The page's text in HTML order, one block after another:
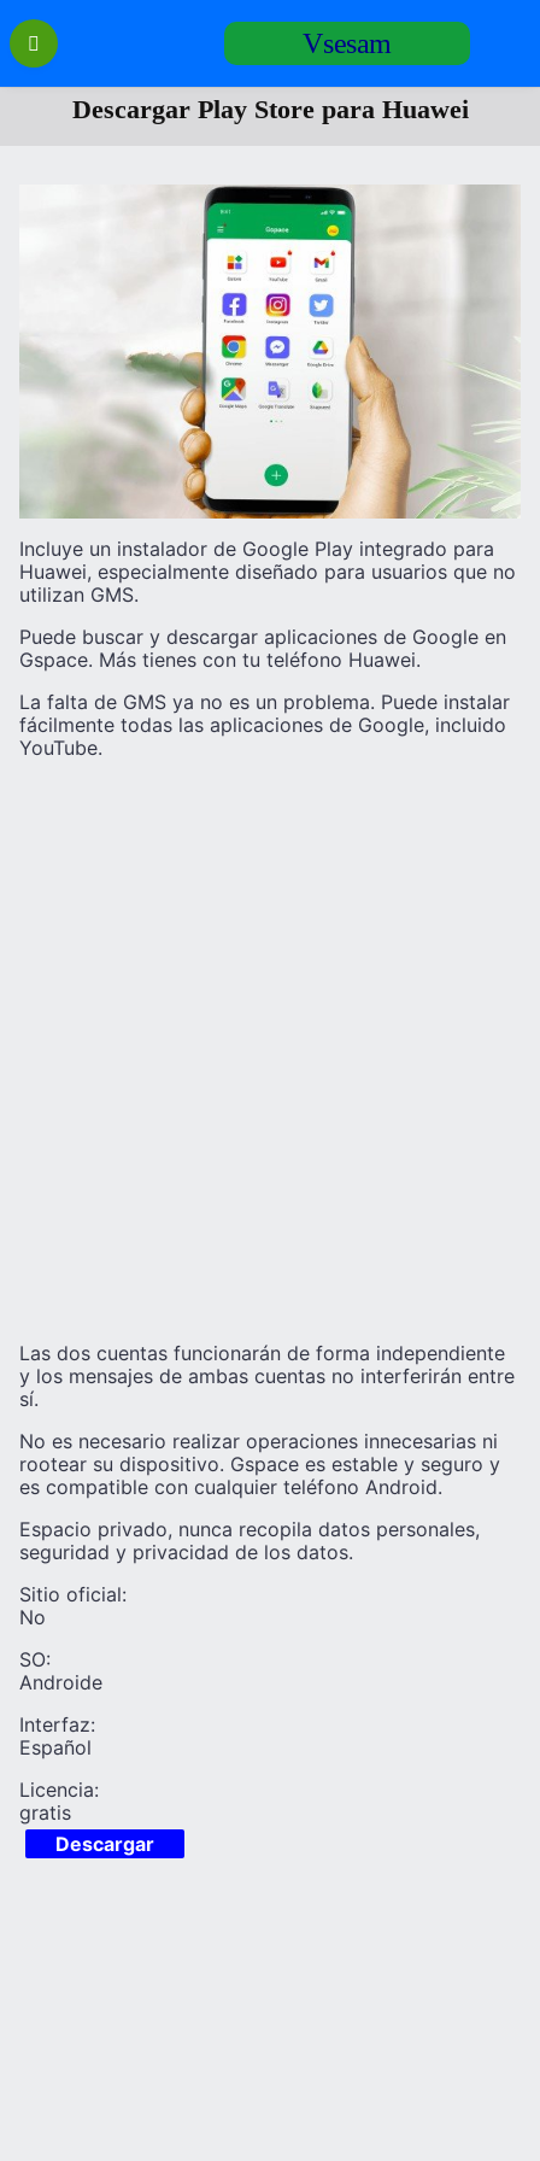
Перейти
содержанию
Vsesam
Descargar Play Store para Huawei
Incluye un instalador de Google Play integrado para
Huawei, especialmente diseñado para usuarios que no
utilizan GMS.
Puede buscar y descargar aplicaciones de Google en
Gspace. Más tienes con tu teléfono Huawei.
La falta de GMS ya no es un problema. Puede instalar
fácilmente todas las aplicaciones de Google, incluido
YouTube.
Las dos cuentas funcionarán de forma independiente
y los mensajes de ambas cuentas no interferirán entre
sí.
No es necesario realizar operaciones innecesarias ni
rootear su dispositivo. Gspace es estable y seguro y
es compatible con cualquier teléfono Android.
Espacio privado, nunca recopila datos personales,
seguridad y privacidad de los datos.
Sitio oficial:
No
SO:
Androide
Interfaz:
Español
Licencia:
gratis
Descargar